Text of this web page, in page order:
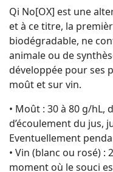
Qi No[OX] est une
et à ce titre, la
biodégradable, ne
animale ou de
développée pour ses
moût et sur vin.
• Moût : 30 à 80 g/hL,
d’écoulement du jus,
Eventuellement
• Vin (blanc ou rosé) :
moment où le souci